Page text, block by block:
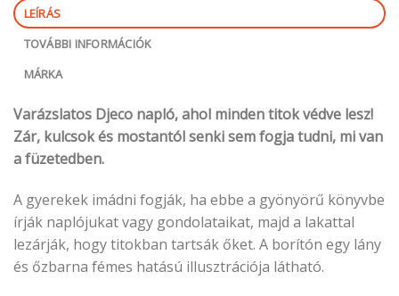
LEÍRÁS
TOVÁBBI INFORMÁCIÓK
MÁRKA
Varázslatos Djeco napló, ahol minden titok védve lesz!
Zár, kulcsok és mostantól senki sem fogja tudni, mi van
a füzetedben.
A gyerekek imádni fogják, ha ebbe a gyönyörű könyvbe
írják naplójukat vagy gondolataikat, majd a lakattal
lezárják, hogy titokban tartsák őket. A borítón egy lány
és őzbarna fémes hatású illusztrációja látható.